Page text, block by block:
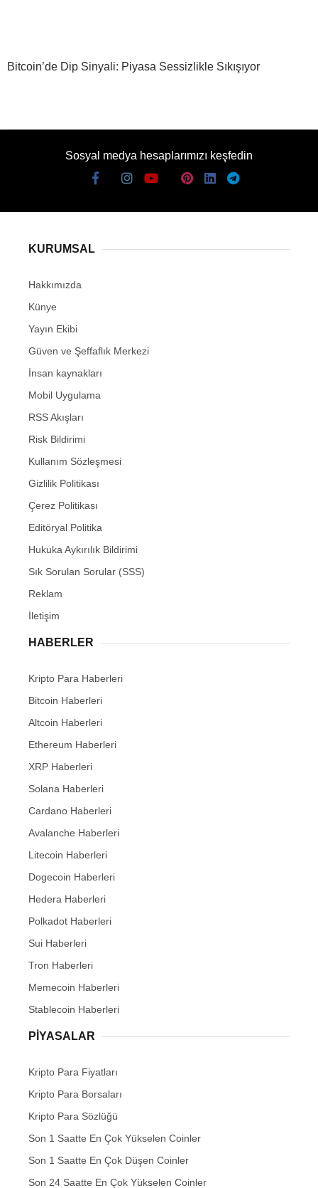
Bitcoin’de Dip Sinyali: Piyasa Sessizlikle Sıkışıyor
Sosyal medya hesaplarımızı keşfedin
KURUMSAL
Hakkımızda
Künye
Yayın Ekibi
Güven ve Şeffaflık Merkezi
İnsan kaynakları
Mobil Uygulama
RSS Akışları
Risk Bildirimi
Kullanım Sözleşmesi
Gizlilik Politikası
Çerez Politikası
Editöryal Politika
Hukuka Aykırılık Bildirimi
Sık Sorulan Sorular (SSS)
Reklam
İletişim
HABERLER
Kripto Para Haberleri
Bitcoin Haberleri
Altcoin Haberleri
Ethereum Haberleri
XRP Haberleri
Solana Haberleri
Cardano Haberleri
Avalanche Haberleri
Litecoin Haberleri
Dogecoin Haberleri
Hedera Haberleri
Polkadot Haberleri
Sui Haberleri
Tron Haberleri
Memecoin Haberleri
Stablecoin Haberleri
PIYASALAR
Kripto Para Fiyatları
Kripto Para Borsaları
Kripto Para Sözlüğü
Son 1 Saatte En Çok Yükselen Coinler
Son 1 Saatte En Çok Düşen Coinler
Son 24 Saatte En Çok Yükselen Coinler